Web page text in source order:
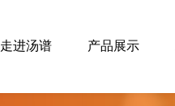
走进汤谱 产品展示